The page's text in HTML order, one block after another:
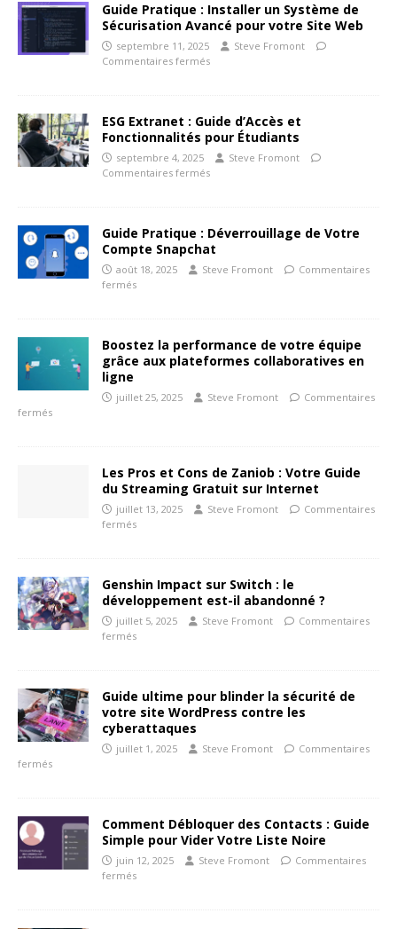
Guide Pratique : Installer un Système de
Sécurisation Avancé pour votre Site Web
septembre 11, 2025
Steve Fromont
Commentaires fermés
ESG Extranet : Guide d’Accès et
Fonctionnalités pour Étudiants
septembre 4, 2025
Steve Fromont
Commentaires fermés
Guide Pratique : Déverrouillage de Votre
Compte Snapchat
août 18, 2025 Steve Fromont
Commentaires
fermés
Boostez la performance de votre équipe
grâce aux plateformes collaboratives en
ligne
juillet 25, 2025 Steve Fromont
Commentaires
fermés
Les Pros et Cons de Zaniob : Votre Guide
du Streaming Gratuit sur Internet
juillet 13, 2025 Steve Fromont
Commentaires
fermés
Genshin Impact sur Switch : le
développement est-il abandonné ?
juillet 5, 2025 Steve Fromont
Commentaires
fermés
Guide ultime pour blinder la sécurité de
votre site WordPress contre les
cyberattaques
juillet 1, 2025 Steve Fromont
Commentaires
fermés
Comment Débloquer des Contacts : Guide
Simple pour Vider Votre Liste Noire
juin 12, 2025 Steve Fromont
Commentaires
fermés